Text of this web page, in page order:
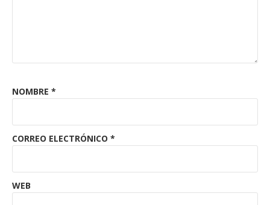
NOMBRE *
CORREO ELECTRÓNICO *
WEB